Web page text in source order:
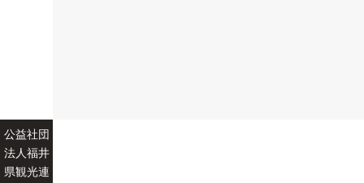
公益社団
法人福井
県観光連